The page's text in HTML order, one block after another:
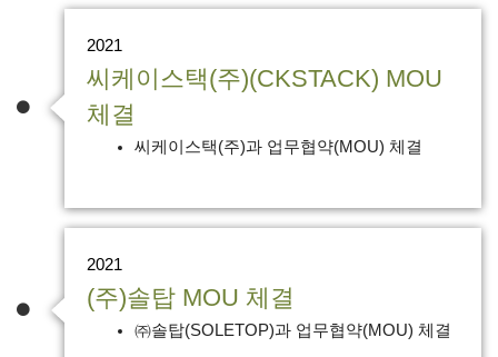
2021
씨케이스택(주)(CKSTACK) MOU
체결
씨케이스택(주)과 업무협약(MOU) 체결
2021
(주)솔탑 MOU 체결
㈜솔탑(SOLETOP)과 업무협약(MOU) 체결